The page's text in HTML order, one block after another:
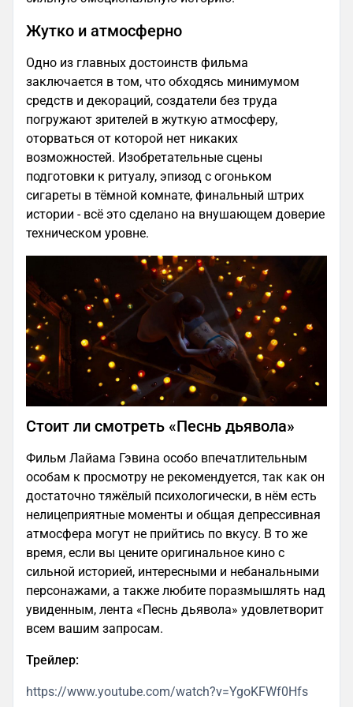
Жутко и атмосферно
Одно из главных достоинств фильма
заключается в том, что обходясь минимумом
средств и декораций, создатели без труда
погружают зрителей в жуткую атмосферу,
оторваться от которой нет никаких
возможностей. Изобретательные сцены
подготовки к ритуалу, эпизод с огоньком
сигареты в тёмной комнате, финальный штрих
истории - всё это сделано на внушающем доверие
техническом уровне.
Стоит ли смотреть «Песнь дьявола»
Фильм Лайама Гэвина особо впечатлительным
особам к просмотру не рекомендуется, так как он
достаточно тяжёлый психологически, в нём есть
нелицеприятные моменты и общая депрессивная
атмосфера могут не прийтись по вкусу. В то же
время, если вы цените оригинальное кино с
сильной историей, интересными и небанальными
персонажами, а также любите поразмышлять над
увиденным, лента «Песнь дьявола» удовлетворит
всем вашим запросам.
Трейлер:
https://www.youtube.com/watch?v=YgoKFWf0Hfs